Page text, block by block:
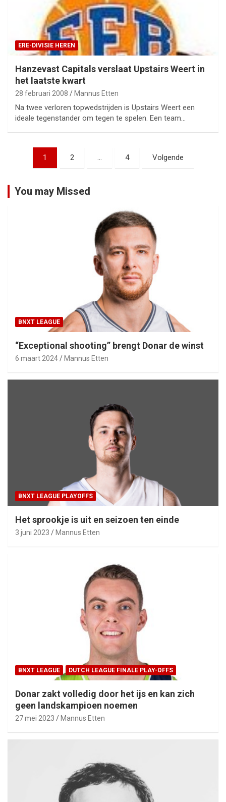
ERE-DIVISIE HEREN
Hanzevast Capitals verslaat Upstairs Weert in
het laatste kwart
28 februari 2008 Mannus Etten
Na twee verloren topwedstrijden is Upstairs Weert een
ideale tegenstander om tegen te spelen. Een team…
Berichtnavigatie
1 2 … 4 Volgende
You may Missed
BNXT LEAGUE
“Exceptional shooting” brengt Donar de winst
6 maart 2024 Mannus Etten
BNXT LEAGUE PLAYOFFS
Het sprookje is uit en seizoen ten einde
3 juni 2023 Mannus Etten
BNXT LEAGUE DUTCH LEAGUE FINALE PLAY-OFFS
Donar zakt volledig door het ijs en kan zich
geen landskampioen noemen
27 mei 2023 Mannus Etten